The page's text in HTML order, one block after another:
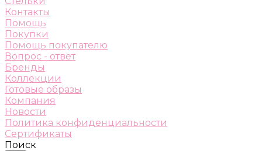
Контакты
Помощь
Покупки
Помощь покупателю
Вопрос - ответ
Бренды
Коллекции
Готовые образы
Компания
Новости
Политика конфиденциальности
Сертификаты
Поиск